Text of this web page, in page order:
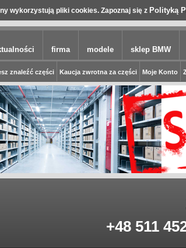
wykorzystują pliki cookies. Zapoznaj się z Polityką
firma modele sklep BMW
znaleźć części Kaucja zwrotna za części Moje Konto
+48 511